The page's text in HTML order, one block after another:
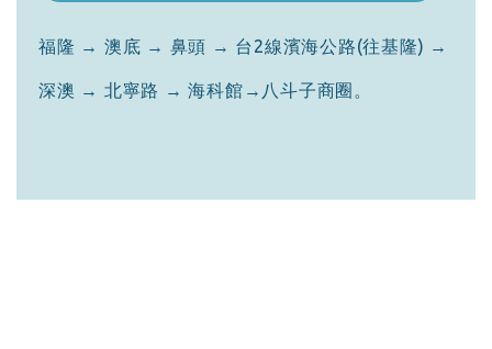
福隆 → 澳底 → 鼻頭 → 台2線濱海公路(往基隆) →
深澳 → 北寧路 → 海科館→八斗子商圈。